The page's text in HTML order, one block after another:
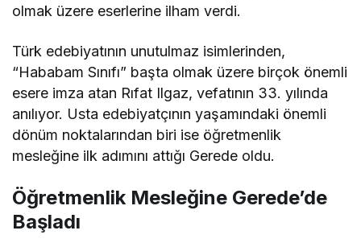
olmak üzere eserlerine ilham verdi.
Türk edebiyatının unutulmaz isimlerinden,
“Hababam Sınıfı” başta olmak üzere birçok önemli
esere imza atan Rıfat Ilgaz, vefatının 33. yılında
anılıyor. Usta edebiyatçının yaşamındaki önemli
dönüm noktalarından biri ise öğretmenlik
mesleğine ilk adımını attığı Gerede oldu.
Öğretmenlik Mesleğine Gerede’de
Başladı